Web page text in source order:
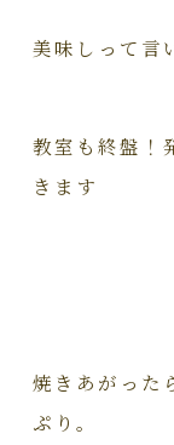
美味しって言
教室も終盤！
きます
焼きあがった
ぷり。